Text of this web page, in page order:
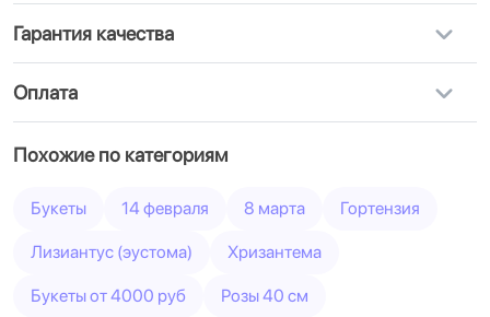
Гарантия качества
Оплата
Похожие по категориям
Букеты 14 февраля 8 марта Гортензия
Лизиантус (эустома) Хризантема
Букеты от 4000 руб Розы 40 см